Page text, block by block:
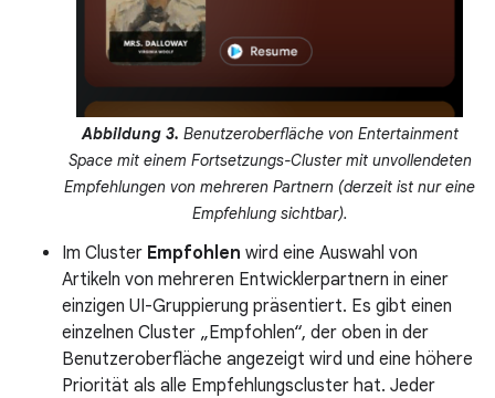
Abbildung 3. Benutzeroberfläche von Entertainment
Space mit einem Fortsetzungs-Cluster mit unvollendeten
Empfehlungen von mehreren Partnern (derzeit ist nur eine
Empfehlung sichtbar).
Im Cluster Empfohlen wird eine Auswahl von
Artikeln von mehreren Entwicklerpartnern in einer
einzigen UI-Gruppierung präsentiert. Es gibt einen
einzelnen Cluster „Empfohlen“, der oben in der
Benutzeroberfläche angezeigt wird und eine höhere
Priorität als alle Empfehlungscluster hat. Jeder